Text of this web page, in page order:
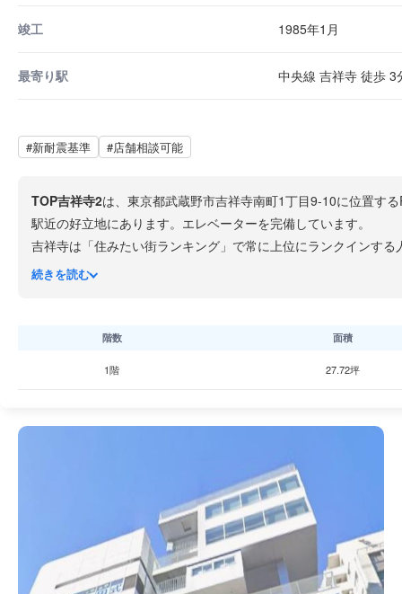
竣工 1985年1月
最寄り駅 中央線 吉祥寺 徒歩 3
#新耐震基準 #店舗相談可能
TOP吉祥寺2は、東京都武蔵野市吉祥寺南町1丁目9-10に位置す
駅近の好立地にあります。エレベーターを完備しています。
吉祥寺は「住みたい街ランキング」で常に上位にランクインす
ニカ横丁など個性的な店舗が集積しています。
続きを読む
階数 面積
1階 27.72坪